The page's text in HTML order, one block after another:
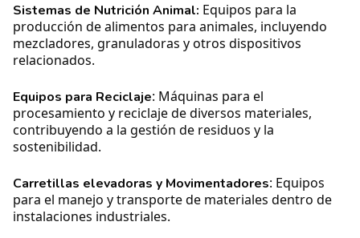
Sistemas de Nutrición Animal: Equipos para la
producción de alimentos para animales, incluyendo
mezcladores, granuladoras y otros dispositivos
relacionados.
Equipos para Reciclaje: Máquinas para el
procesamiento y reciclaje de diversos materiales,
contribuyendo a la gestión de residuos y la
sostenibilidad.
Carretillas elevadoras y Movimentadores: Equipos
para el manejo y transporte de materiales dentro de
instalaciones industriales.